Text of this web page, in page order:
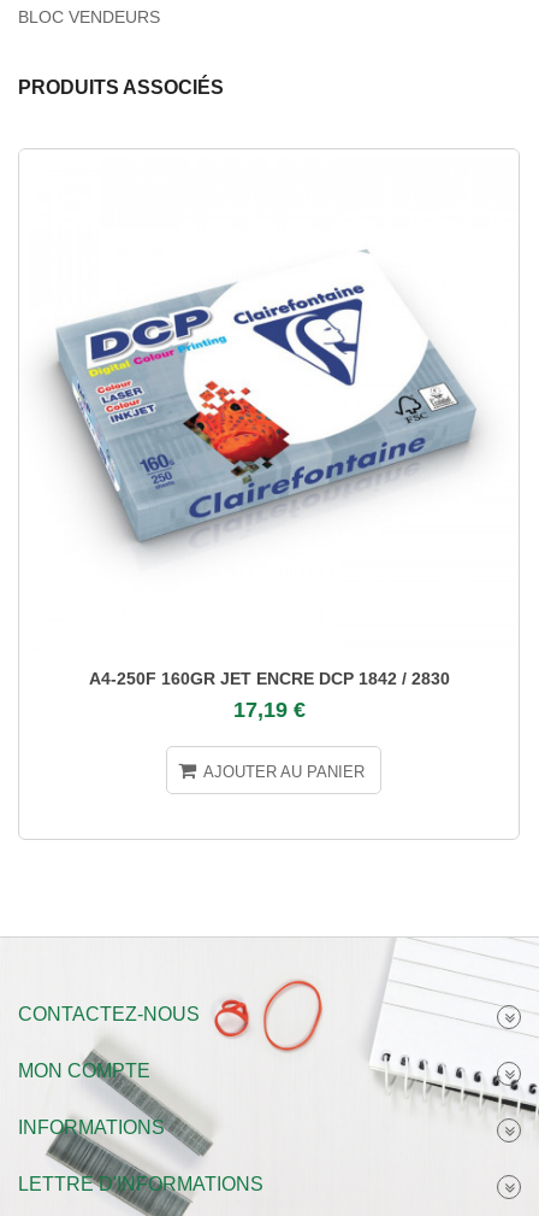
BLOC VENDEURS
PRODUITS ASSOCIÉS
A4-250F 160GR JET ENCRE DCP 1842 / 2830
17,19 €
AJOUTER AU PANIER
CONTACTEZ-NOUS
MON COMPTE
INFORMATIONS
LETTRE D'INFORMATIONS